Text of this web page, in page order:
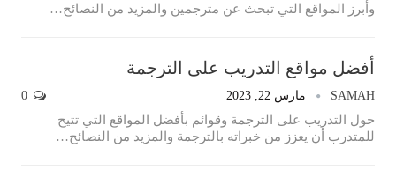
وأبرز المواقع التي تبحث عن مترجمين والمزيد من النصائح…
أفضل مواقع التدريب على الترجمة
SAMAH مارس 22, 2023
حول التدريب على الترجمة وقوائم بأفضل المواقع التي تتيح
للمتدرب أن يعزز من خبراته بالترجمة والمزيد من النصائح…